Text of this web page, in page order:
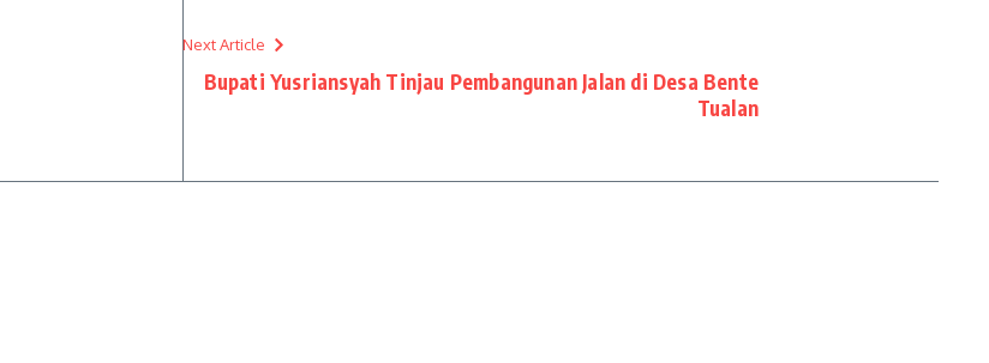
Next Article
Bupati Yusriansyah Tinjau Pembangunan Jalan di Desa Bente
Tualan